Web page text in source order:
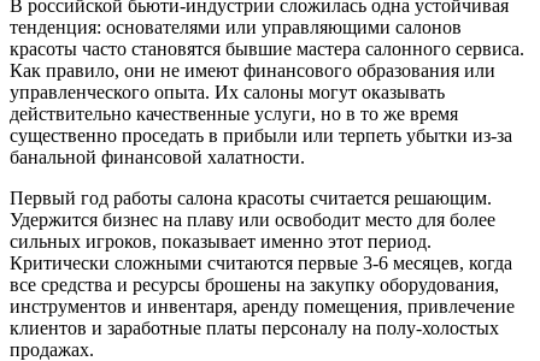
В российской бьюти-индустрии сложилась одна устойчивая
тенденция: основателями или управляющими салонов
красоты часто становятся бывшие мастера салонного сервиса.
Как правило, они не имеют финансового образования или
управленческого опыта. Их салоны могут оказывать
действительно качественные услуги, но в то же время
существенно проседать в прибыли или терпеть убытки из-за
банальной финансовой халатности.
Первый год работы салона красоты считается решающим.
Удержится бизнес на плаву или освободит место для более
сильных игроков, показывает именно этот период.
Критически сложными считаются первые 3-6 месяцев, когда
все средства и ресурсы брошены на закупку оборудования,
инструментов и инвентаря, аренду помещения, привлечение
клиентов и заработные платы персоналу на полу-холостых
продажах.